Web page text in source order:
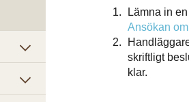
Lämna in
Ansökan
skriftligt
klar.